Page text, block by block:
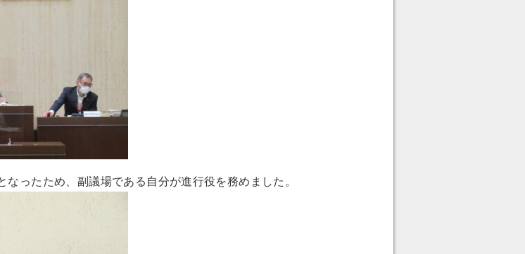
ったため、副議場である自分が進行役を務めました。